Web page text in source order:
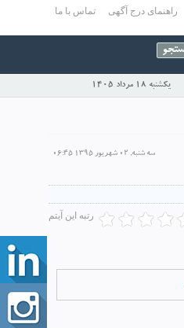
راهنمای درج آگهی تماس با ما
يكشنبه 18 مرداد 1405
سه شنبه, 02 شهریور 1395 06:45
رتبه این آیتم